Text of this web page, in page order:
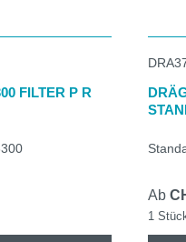
FILTER P R
Ab
1